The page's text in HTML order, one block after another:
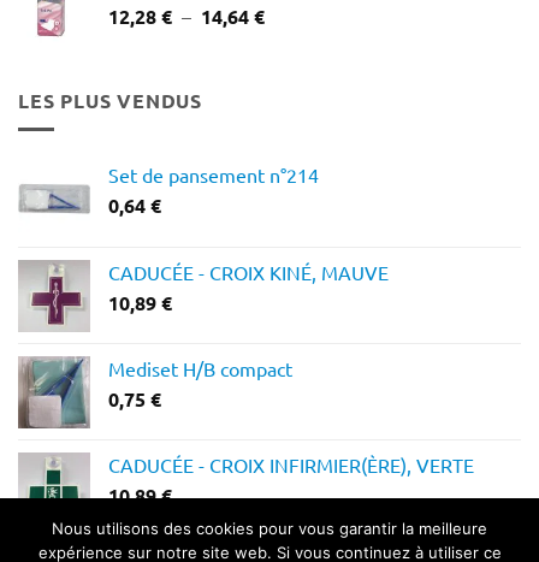
12,28€ – 14,64€Plage
LES PLUS VENDUS
Set de pansement n°214
0,64€
CADUCÉE - CROIX KINÉ, MAUVE
10,89€
Mediset H/B compact
0,75€
CADUCÉE - CROIX INFIRMIER(ÈRE), VERTE
10,89€
Nous utilisons des cookies pour vous garantir la meilleure
expérience sur notre site web. Si vous continuez à utiliser ce